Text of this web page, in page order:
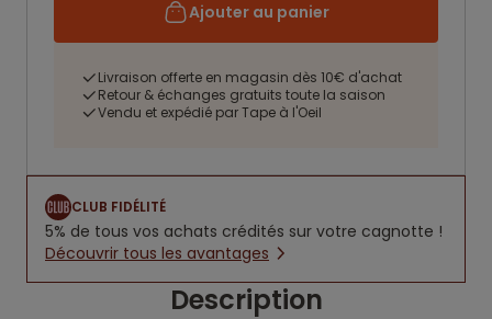
Ajouter au panier
Livraison offerte en magasin dès 10€ d'achat
Retour & échanges gratuits toute la saison
Vendu et expédié par Tape à l'Oeil
CLUB FIDÉLITÉ
5% de tous vos achats crédités sur votre cagnotte !
Découvrir tous les avantages
Description